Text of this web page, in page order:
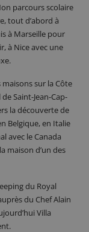
parcours scolaire
tout d’abord à
à Marseille pour
à Nice avec une
sur la Côte
Saint-Jean-Cap-
la découverte de
Belgique, en Italie
avec le Canada
maison d’un des
du Royal
du Chef Alain
Villa